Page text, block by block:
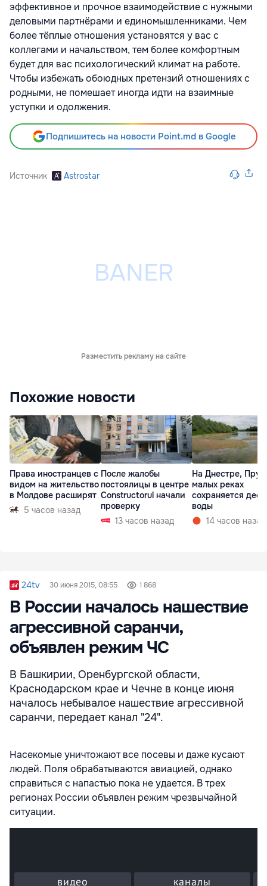
эффективное и прочное взаимодействие с нужными
деловыми партнёрами и единомышленниками. Чем
более тёплые отношения установятся у вас с
коллегами и начальством, тем более комфортным
будет для вас психологический климат на работе.
Чтобы избежать обоюдных претензий отношениях с
родными, не помешает иногда идти на взаимные
уступки и одолжения.
Подпишитесь на новости Point.md в Google
Источник Astrostar
Разместить рекламу на сайте
Похожие новости
Права иностранцев с
видом на жительство
в Молдове расширят
5 часов назад
После жалобы
постоялицы в центре
Constructorul начали
проверку
13 часов назад
На Днестре,
малых реках
сохраняется
воды
14 часов назад
24tv 30 июня 2015, 08:55 1 868
В России началось нашествие
агрессивной саранчи,
объявлен режим ЧС
В Башкирии, Оренбургской области,
Краснодарском крае и Чечне в конце июня
началось небывалое нашествие агрессивной
саранчи, передает канал "24".
Насекомые уничтожают все посевы и даже кусают
людей. Поля обрабатываются авиацией, однако
справиться с напастью пока не удается. В трех
регионах России объявлен режим чрезвычайной
ситуации.